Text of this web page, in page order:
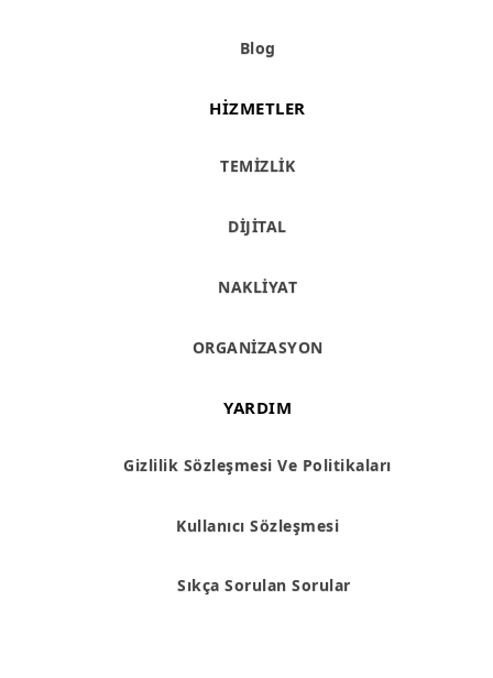
Blog
HIZMETLER
TEMİZLİK
DİJİTAL
NAKLİYAT
ORGANİZASYON
YARDIM
Gizlilik Sözleşmesi Ve Politikaları
Kullanıcı Sözleşmesi
Sıkça Sorulan Sorular